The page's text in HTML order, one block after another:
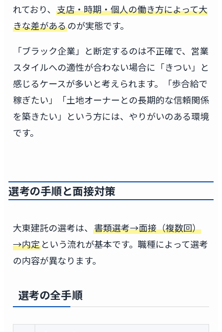
れており、 支店・時期・個人の働き方によって大
きな差があるのが実態です。
「ブラック企業」と断定するのは不正確で、営業
スタイルへの適性が合わない場合に「きつい」と
感じるケースが多いと考えられます。「歩合給で
稼ぎたい」「土地オーナーとの長期的な信頼関係
を築きたい」という方には、やりがいのある環境
です。
選考の手順と面接対策
大東建託の選考は、 書類選考→面接（複数回）
→内定という流れが基本です。職種によって選考
の内容が異なります。
選考の全手順